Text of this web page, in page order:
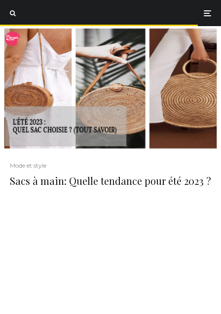
Mode et style
Sacs à main: Quelle tendance pour été 2023 ?